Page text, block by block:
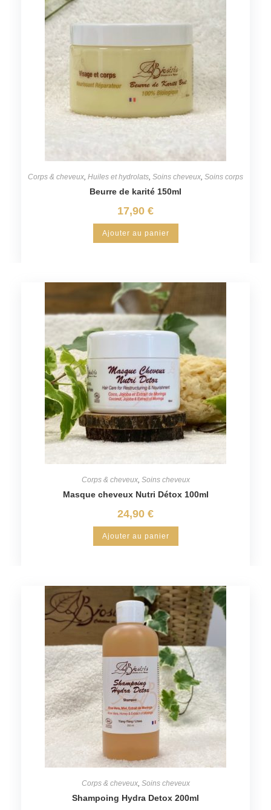
Corps & cheveux, Huiles et hydrolats, Soins cheveux, Soins corps
Beurre de karité 150ml
17,90 €
Ajouter au panier
Corps & cheveux, Soins cheveux
Masque cheveux Nutri Détox 100ml
24,90 €
Ajouter au panier
Corps & cheveux, Soins cheveux
Shampoing Hydra Detox 200ml